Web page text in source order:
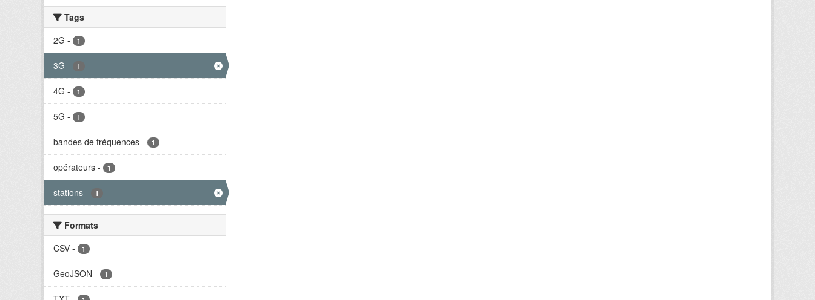
Tags
2G - 1
3G - 1
4G - 1
5G - 1
bandes de fréquences - 1
opérateurs - 1
stations - 1
Formats
CSV - 1
GeoJSON - 1